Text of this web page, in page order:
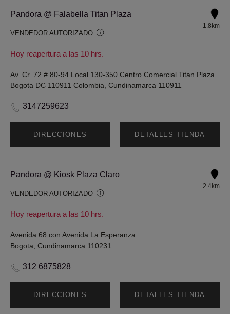
Pandora @ Falabella Titan Plaza
VENDEDOR AUTORIZADO
Hoy reapertura a las 10 hrs.
1.8km
Av. Cr. 72 # 80-94 Local 130-350 Centro Comercial Titan Plaza
Bogota DC 110911 Colombia, Cundinamarca 110911
3147259623
DIRECCIONES DETALLES TIENDA
Pandora @ Kiosk Plaza Claro
VENDEDOR AUTORIZADO
Hoy reapertura a las 10 hrs.
2.4km
Avenida 68 con Avenida La Esperanza
Bogota, Cundinamarca 110231
312 6875828
DIRECCIONES DETALLES TIENDA